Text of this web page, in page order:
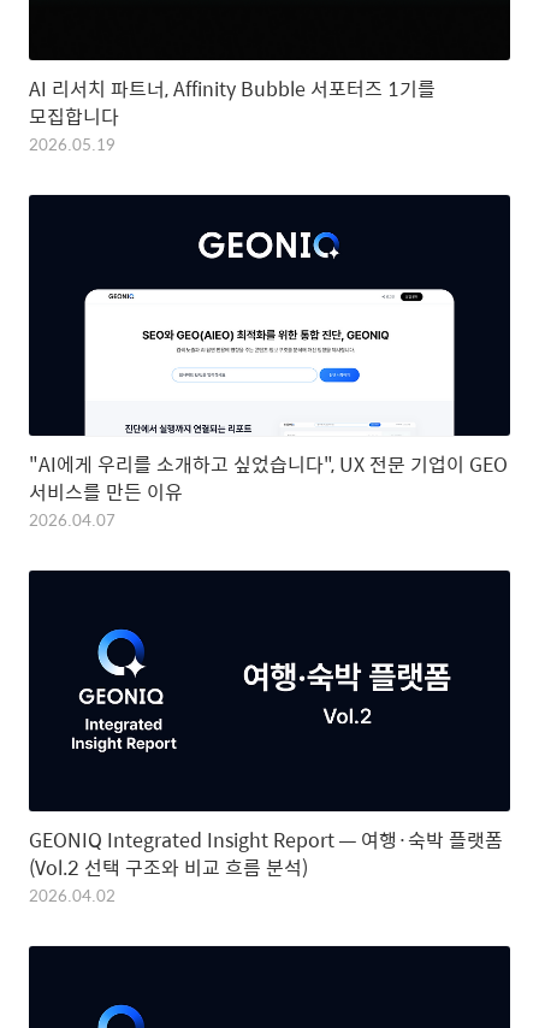
AI 리서치 파트너, Affinity Bubble 서포터즈 1기를
모집합니다
2026.05.19
"AI에게 우리를 소개하고 싶었습니다", UX 전문 기업이 GEO
서비스를 만든 이유
2026.04.07
GEONIQ Integrated Insight Report — 여행·숙박 플랫폼
(Vol.2 선택 구조와 비교 흐름 분석)
2026.04.02